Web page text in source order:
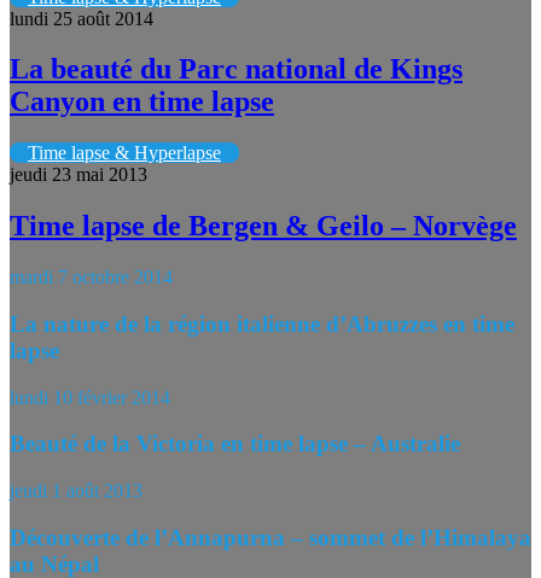
lundi 25 août 2014
La beauté du Parc national de Kings
Canyon en time lapse
Time lapse & Hyperlapse
jeudi 23 mai 2013
Time lapse de Bergen & Geilo – Norvège
mardi 7 octobre 2014
La nature de la région italienne d’Abruzzes en time
lapse
lundi 10 février 2014
Beauté de la Victoria en time lapse – Australie
jeudi 1 août 2013
Découverte de l’Annapurna – sommet de l’Himalaya
au Népal